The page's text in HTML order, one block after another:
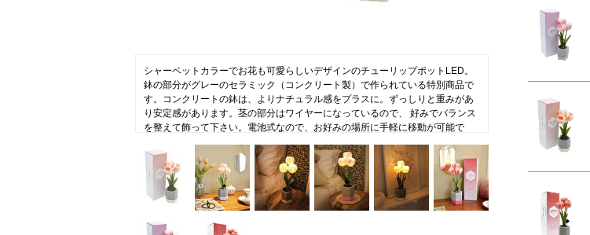
シャーベットカラーでお花も可愛らしいデザインのチューリップポットLED。
鉢の部分がグレーのセラミック（コンクリート製）で作られている特別商品で
す。コンクリートの鉢は、よりナチュラル感をプラスに。ずっしりと重みがあ
り安定感があります。茎の部分はワイヤーになっているので、 好みでバランス
を整えて飾って下さい。電池式なので、お好みの場所に手軽に移動が可能で
時間に。
【VIA K Studio(ヴィア ケー スタジオ)】
代表的なコレクションであるフラワーLEDは、繊細で美しいアートフラワーを
実現するために、花びらの色味やテクスチャーにこだわりながら、ひとつひと
つ手作りで製作されています。あたたかくオレンジ色に光る灯りに癒された
り、アートフラワーとしてお部屋に飾るのもおしゃれです。